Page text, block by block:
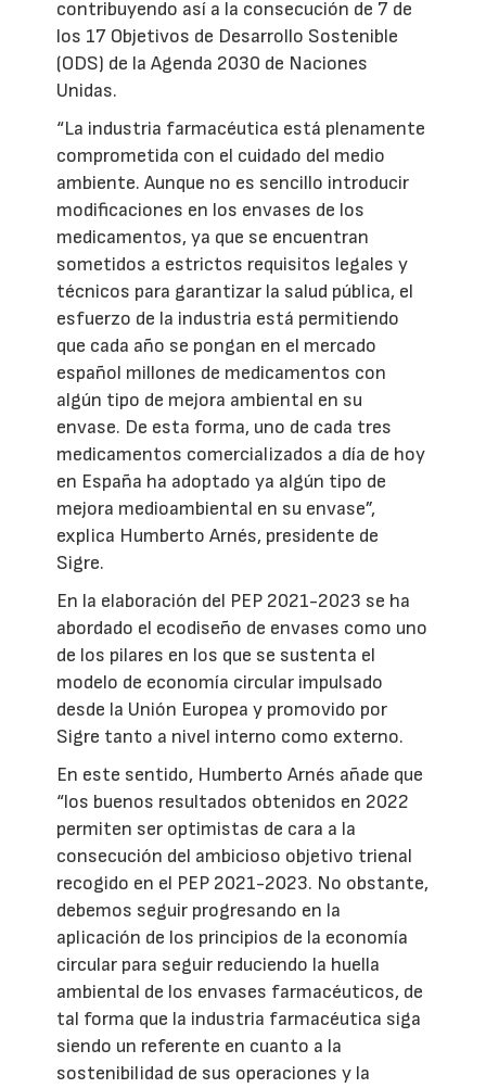
contribuyendo así a la consecución de 7 de
los 17 Objetivos de Desarrollo Sostenible
(ODS) de la Agenda 2030 de Naciones
Unidas.
“La industria farmacéutica está plenamente
comprometida con el cuidado del medio
ambiente. Aunque no es sencillo introducir
modificaciones en los envases de los
medicamentos, ya que se encuentran
sometidos a estrictos requisitos legales y
técnicos para garantizar la salud pública, el
esfuerzo de la industria está permitiendo
que cada año se pongan en el mercado
español millones de medicamentos con
algún tipo de mejora ambiental en su
envase. De esta forma, uno de cada tres
medicamentos comercializados a día de hoy
en España ha adoptado ya algún tipo de
mejora medioambiental en su envase”,
explica Humberto Arnés, presidente de
Sigre.
En la elaboración del PEP 2021-2023 se ha
abordado el ecodiseño de envases como uno
de los pilares en los que se sustenta el
modelo de economía circular impulsado
desde la Unión Europea y promovido por
Sigre tanto a nivel interno como externo.
En este sentido, Humberto Arnés añade que
“los buenos resultados obtenidos en 2022
permiten ser optimistas de cara a la
consecución del ambicioso objetivo trienal
recogido en el PEP 2021-2023. No obstante,
debemos seguir progresando en la
aplicación de los principios de la economía
circular para seguir reduciendo la huella
ambiental de los envases farmacéuticos, de
tal forma que la industria farmacéutica siga
siendo un referente en cuanto a la
sostenibilidad de sus operaciones y la